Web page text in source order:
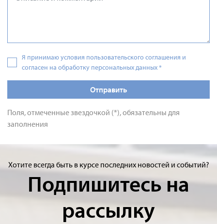
Я принимаю условия пользовательского соглашения и
согласен на обработку персональных данных*
Отправить
Поля, отмеченные звездочкой (*), обязательны для
заполнения
Хотите всегда быть в курсе последних новостей и событий?
Подпишитесь на
рассылку